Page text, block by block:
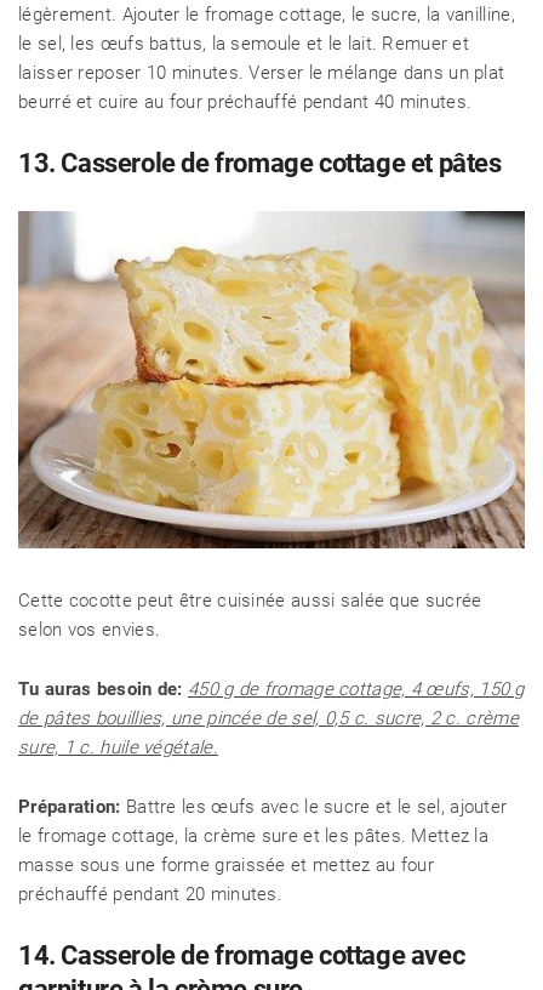
légèrement. Ajouter le fromage cottage, le sucre, la vanilline,
le sel, les œufs battus, la semoule et le lait. Remuer et
laisser reposer 10 minutes. Verser le mélange dans un plat
beurré et cuire au four préchauffé pendant 40 minutes.
13. Casserole de fromage cottage et pâtes
Cette cocotte peut être cuisinée aussi salée que sucrée
selon vos envies.
Tu auras besoin de: 450 g de fromage cottage, 4 œufs, 150 g
de pâtes bouillies, une pincée de sel, 0,5 c. sucre, 2 c. crème
sure, 1 c. huile végétale.
Préparation: Battre les œufs avec le sucre et le sel, ajouter
le fromage cottage, la crème sure et les pâtes. Mettez la
masse sous une forme graissée et mettez au four
préchauffé pendant 20 minutes.
14. Casserole de fromage cottage avec